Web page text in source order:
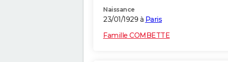
Naissance
23/01/1929 à Paris
Famille COMBETTE